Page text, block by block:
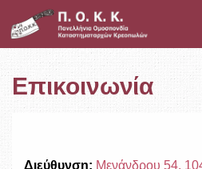
Μετάβαση στο κύριο
Παρουσίαση
Μέλη
Νομοθεσία
Επικοινωνία
Διεύθυνση: Μενάνδρου 54,